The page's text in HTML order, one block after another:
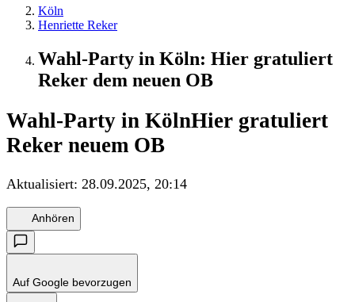
Köln
Henriette Reker
Wahl-Party in Köln: Hier gratuliert
Reker dem neuen OB
Wahl-Party in KölnHier gratuliert
Reker neuem OB
Aktualisiert: 28.09.2025, 20:14
Anhören
Auf Google bevorzugen